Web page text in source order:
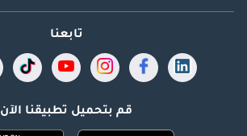
تابعنا
قم بتحميل تطبيقنا الآن